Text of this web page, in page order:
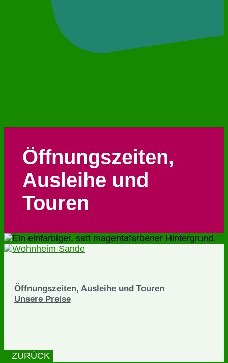
Öffnungszeiten,
Ausleihe und
Touren
Öffnungszeiten, Ausleihe und Touren
Unsere Preise
ZURÜCK